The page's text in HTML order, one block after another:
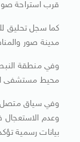
قرب استراحة
كما سجل تحليق
مدينة صور
وفي منطقة
محيط مستشفى
وفي سياق متصل ،
وعدم الاستعجال
بيانات رسمية